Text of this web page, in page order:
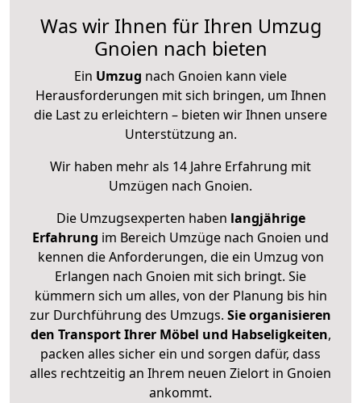
Was wir Ihnen für Ihren Umzug
Gnoien nach bieten
Ein Umzug nach Gnoien kann viele
Herausforderungen mit sich bringen, um Ihnen
die Last zu erleichtern – bieten wir Ihnen unsere
Unterstützung an.
Wir haben mehr als 14 Jahre Erfahrung mit
Umzügen nach Gnoien.
Die Umzugsexperten haben langjährige
Erfahrung im Bereich Umzüge nach Gnoien und
kennen die Anforderungen, die ein Umzug von
Erlangen nach Gnoien mit sich bringt. Sie
kümmern sich um alles, von der Planung bis hin
zur Durchführung des Umzugs. Sie organisieren
den Transport Ihrer Möbel und Habseligkeiten,
packen alles sicher ein und sorgen dafür, dass
alles rechtzeitig an Ihrem neuen Zielort in Gnoien
ankommt.